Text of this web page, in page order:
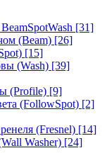
[31]
(Beam) [26]
[15]
(Wash) [39]
(Profile) [9]
(FollowSpot) [2]
(Fresnel) [14]
Washer) [24]